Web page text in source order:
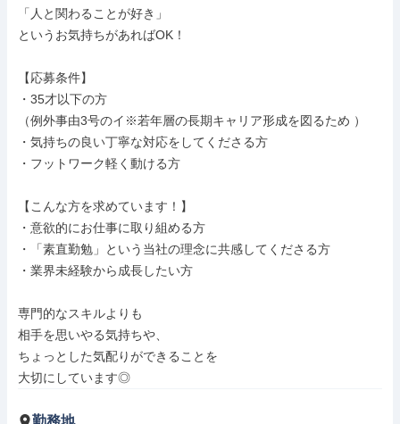
「人と関わることが好き」
というお気持ちがあればOK！
【応募条件】
・35才以下の方
（例外事由3号のイ※若年層の長期キャリア形成を図るため ）
・気持ちの良い丁寧な対応をしてくださる方
・フットワーク軽く動ける方
【こんな方を求めています！】
・意欲的にお仕事に取り組める方
・「素直勤勉」という当社の理念に共感してくださる方
・業界未経験から成長したい方
専門的なスキルよりも
相手を思いやる気持ちや、
ちょっとした気配りができることを
大切にしています◎
勤務地